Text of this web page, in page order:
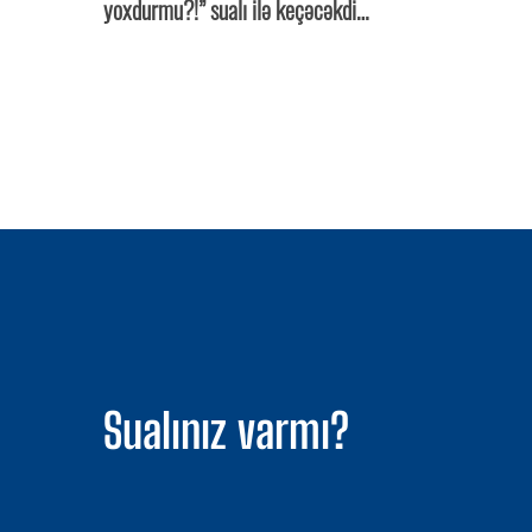
yoxdurmu?!” sualı ilə keçəcəkdi…
Sualınız varmı?